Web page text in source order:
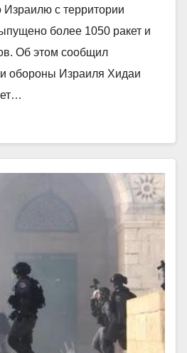
с территории
более 1050 ракет и
Об этом сообщил
обороны Израиля Хидаи